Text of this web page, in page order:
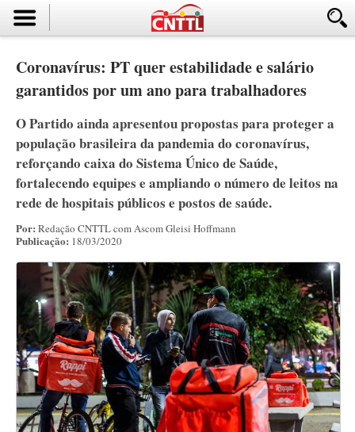
Coronavírus: PT quer estabilidade e salário
garantidos por um ano para trabalhadores
O Partido ainda apresentou propostas para proteger a
população brasileira da pandemia do coronavírus,
reforçando caixa do Sistema Único de Saúde,
fortalecendo equipes e ampliando o número de leitos na
rede de hospitais públicos e postos de saúde.
Por: Redação CNTTL com Ascom Gleisi Hoffmann
Publicação: 18/03/2020